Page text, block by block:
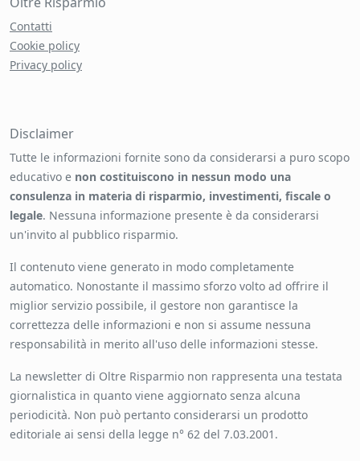
Contatti
Cookie policy
Privacy policy
Disclaimer
Tutte le informazioni fornite sono da considerarsi a puro scopo
educativo e non costituiscono in nessun modo una
consulenza in materia di risparmio, investimenti, fiscale o
legale. Nessuna informazione presente è da considerarsi
un'invito al pubblico risparmio.
Il contenuto viene generato in modo completamente
automatico. Nonostante il massimo sforzo volto ad offrire il
miglior servizio possibile, il gestore non garantisce la
correttezza delle informazioni e non si assume nessuna
responsabilità in merito all'uso delle informazioni stesse.
La newsletter di Oltre Risparmio non rappresenta una testata
giornalistica in quanto viene aggiornato senza alcuna
periodicità. Non può pertanto considerarsi un prodotto
editoriale ai sensi della legge n° 62 del 7.03.2001.